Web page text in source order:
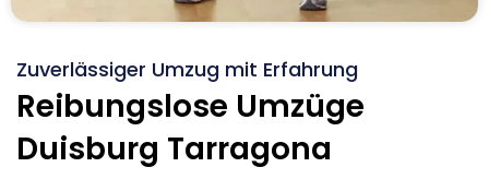
Zuverlässiger Umzug mit Erfahrung
Reibungslose Umzüge
Duisburg Tarragona